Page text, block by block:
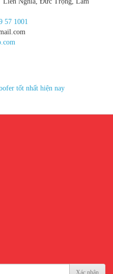
57 1001
tốt nhất hiện nay
Xác nhận